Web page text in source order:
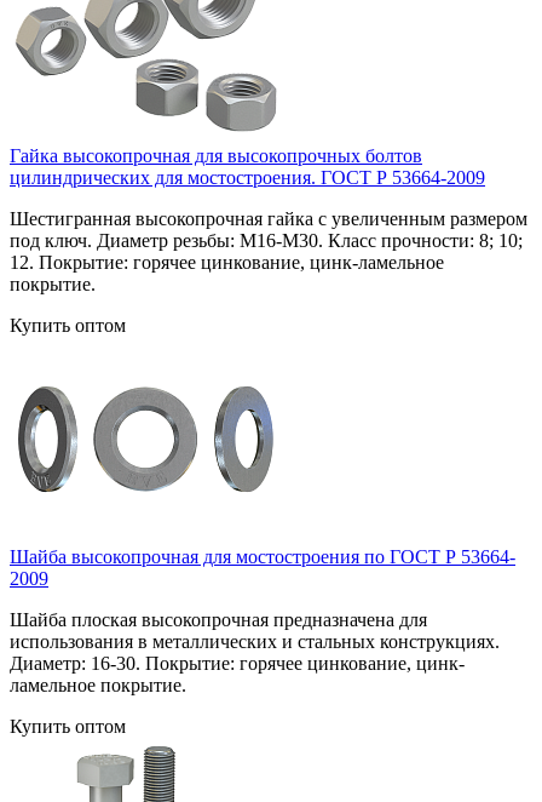
Гайка высокопрочная для высокопрочных болтов
цилиндрических для мостостроения. ГОСТ Р 53664-2009
Шестигранная высокопрочная гайка с увеличенным размером
под ключ. Диаметр резьбы: М16-М30. Класс прочности: 8; 10;
12. Покрытие: горячее цинкование, цинк-ламельное
покрытие.
Купить оптом
Шайба высокопрочная для мостостроения по ГОСТ Р 53664-
2009
Шайба плоская высокопрочная предназначена для
использования в металлических и стальных конструкциях.
Диаметр: 16-30. Покрытие: горячее цинкование, цинк-
ламельное покрытие.
Купить оптом